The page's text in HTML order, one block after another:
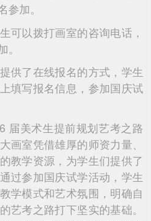
加。
可以拨打画室的咨询电话，
供了在线报名的方式，学生
填写报名信息，参加国庆试
届美术生提前规划艺考之路
画室凭借雄厚的师资力量、
教学资源，为学生们提供了
过参加国庆试学活动，学生
学模式和艺术氛围，明确自
艺考之路打下坚实的基础。